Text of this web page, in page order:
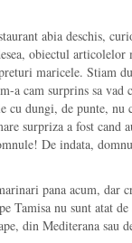
abia deschis,
obiectul articolelor
maricele. Stiam
a cam surprins sa
cu dungi, de punte, nu
surpriza a fost cand
De indata,
pana acum, dar
Tamisa nu sunt atat
din Mediterana sau